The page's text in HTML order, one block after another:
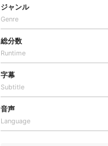
ジャンル
Genre
総分数
Runtime
字幕
Subtitle
音声
Language